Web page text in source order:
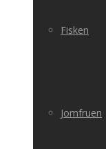
Fisken
Jomfruen